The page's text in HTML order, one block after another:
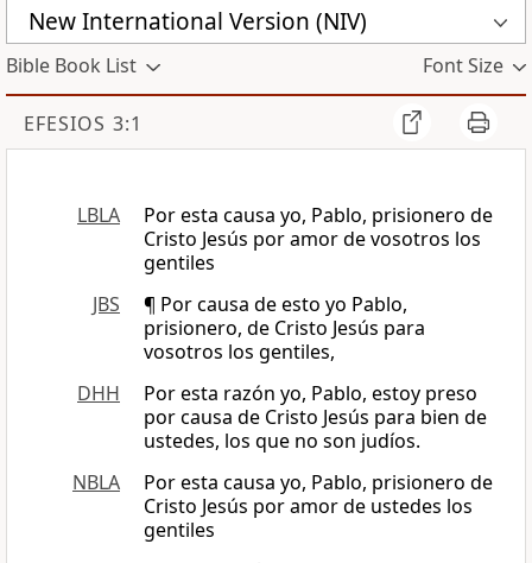
New International Version (NIV)
Bible Book List Font Size
EFESIOS 3:1
LBLA
Por esta causa yo, Pablo, prisionero de
Cristo Jesús por amor de vosotros los
gentiles
JBS
¶ Por causa de esto yo Pablo,
prisionero, de Cristo Jesús para
vosotros los gentiles,
DHH
Por esta razón yo, Pablo, estoy preso
por causa de Cristo Jesús para bien de
ustedes, los que no son judíos.
NBLA
Por esta causa yo, Pablo, prisionero de
Cristo Jesús por amor de ustedes los
gentiles